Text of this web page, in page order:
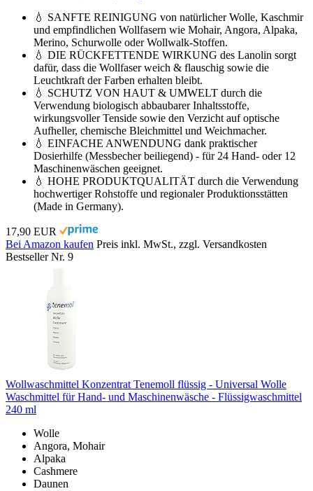
💧 SANFTE REINIGUNG von natürlicher Wolle, Kaschmir
und empfindlichen Wollfasern wie Mohair, Angora, Alpaka,
Merino, Schurwolle oder Wollwalk-Stoffen.
💧 DIE RÜCKFETTENDE WIRKUNG des Lanolin sorgt
dafür, dass die Wollfaser weich & flauschig sowie die
Leuchtkraft der Farben erhalten bleibt.
💧 SCHUTZ VON HAUT & UMWELT durch die
Verwendung biologisch abbaubarer Inhaltsstoffe,
wirkungsvoller Tenside sowie den Verzicht auf optische
Aufheller, chemische Bleichmittel und Weichmacher.
💧 EINFACHE ANWENDUNG dank praktischer
Dosierhilfe (Messbecher beiliegend) - für 24 Hand- oder 12
Maschinenwäschen geeignet.
💧 HOHE PRODUKTQUALITÄT durch die Verwendung
hochwertiger Rohstoffe und regionaler Produktionsstätten
(Made in Germany).
17,90 EUR
Bei Amazon kaufen Preis inkl. MwSt., zzgl. Versandkosten
Bestseller Nr. 9
Wollwaschmittel Konzentrat Tenemoll flüssig - Universal Wolle
Waschmittel für Hand- und Maschinenwäsche - Flüssigwaschmittel
240 ml
Wolle
Angora, Mohair
Alpaka
Cashmere
Daunen